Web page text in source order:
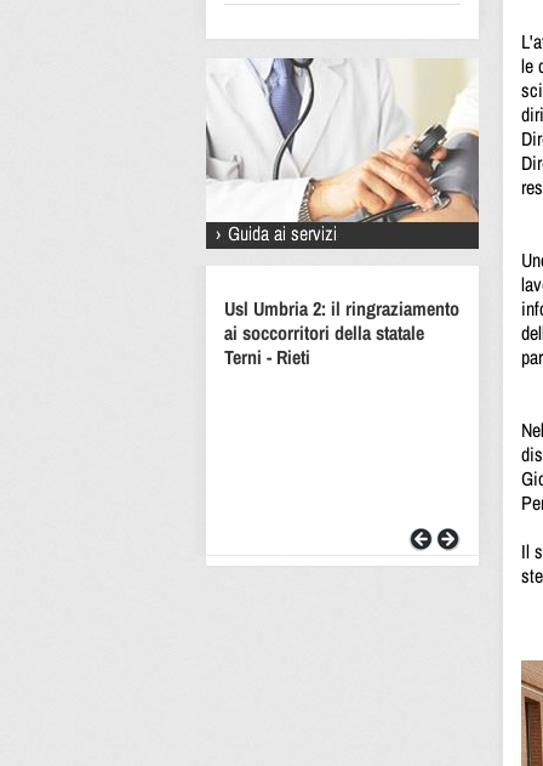
Usl Umbria 2: il ringraziamento
ai soccorritori della statale
Terni - Rieti
le
Il